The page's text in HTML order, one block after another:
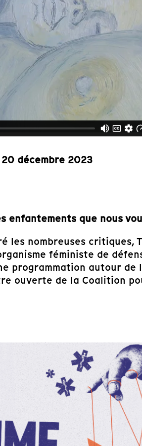
décembre 2023
enfantements que nous
les nombreuses critiques,
féministe de
programmation autour
ouverte de la Coalition